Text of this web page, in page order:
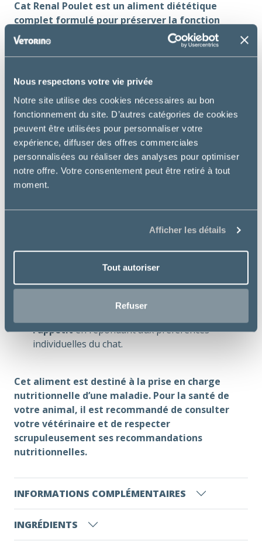
Nous respectons votre vie privée
Notre site utilise des cookies nécessaires au bon
fonctionnement du site. D’autres catégories de cookies
peuvent être utilisées pour personnaliser votre
expérience, diffuser des offres commerciales
personnalisées ou réaliser des analyses pour optimiser
notre offre. Votre consentement peut être retiré à tout
moment.
Afficher les détails
Tout autoriser
Refuser
Cat Renal Poulet est un aliment diététique
complet formulé pour préserver la fonction
rénale en cas d’insuffisance rénale ou de calculs
rénaux.
Insuffisance rénale chronique
Contre indications :
Gestation, lactation, croissance
Bienfaits essentiels :
Formulé pour
soulage les reins et limite les
alcalinisants pourlimiter l’acidose
métabolique due à la détérioration de la
l’appétiten répondant aux préférences
individuelles du chat.
Cet aliment est destiné à la prise en charge
nutritionnelle d’une maladie. Pour la santé de
votre animal, il est recommandé de consulter
votre vétérinaire et de respecter
scrupuleusement ses recommandations
nutritionnelles.
INFORMATIONS COMPLÉMENTAIRES
INGRÉDIENTS